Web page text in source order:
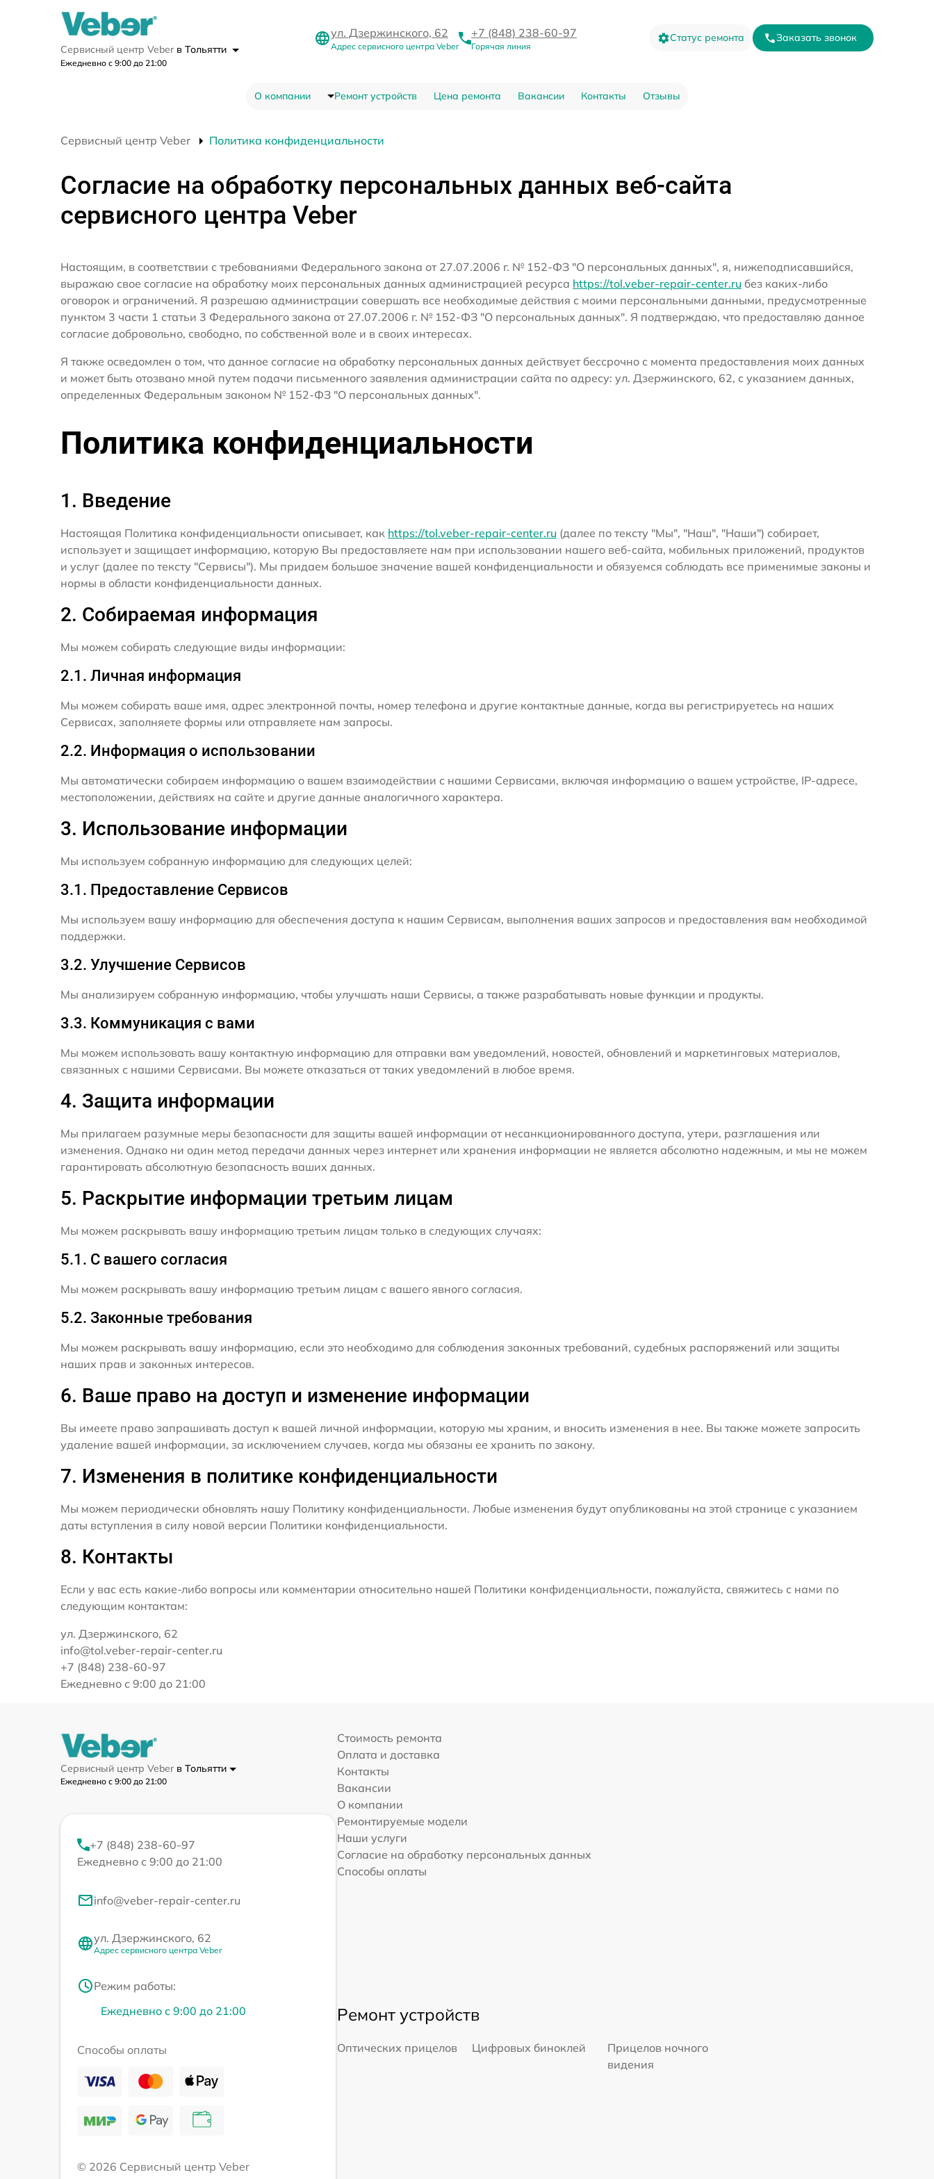
Сервисный центр Veber в Тольятти
Ежедневно с 9:00 до 21:00
ул. Дзержинского, 62
Адрес сервисного центра Veber
+7 (848) 238-60-97
Горячая линия
Статус ремонта Заказать звонок
О компании Ремонт устройств Цена ремонта Вакансии Контакты Отзывы
Сервисный центр Veber Политика конфиденциальности
Согласие на обработку персональных данных веб-сайта
сервисного центра Veber
Настоящим, в соответствии с требованиями Федерального закона от 27.07.2006 г. № 152-ФЗ "О персональных данных", я, нижеподписавшийся,
выражаю свое согласие на обработку моих персональных данных администрацией ресурса https://tol.veber-repair-center.ru без каких-либо
оговорок и ограничений. Я разрешаю администрации совершать все необходимые действия с моими персональными данными, предусмотренные
пунктом 3 части 1 статьи 3 Федерального закона от 27.07.2006 г. № 152-ФЗ "О персональных данных". Я подтверждаю, что предоставляю данное
согласие добровольно, свободно, по собственной воле и в своих интересах.
Я также осведомлен о том, что данное согласие на обработку персональных данных действует бессрочно с момента предоставления моих данных
и может быть отозвано мной путем подачи письменного заявления администрации сайта по адресу: ул. Дзержинского, 62, с указанием данных,
определенных Федеральным законом № 152-ФЗ "О персональных данных".
Политика конфиденциальности
1. Введение
Настоящая Политика конфиденциальности описывает, как https://tol.veber-repair-center.ru (далее по тексту "Мы", "Наш", "Наши") собирает,
использует и защищает информацию, которую Вы предоставляете нам при использовании нашего веб-сайта, мобильных приложений, продуктов
и услуг (далее по тексту "Сервисы"). Мы придаем большое значение вашей конфиденциальности и обязуемся соблюдать все применимые законы и
нормы в области конфиденциальности данных.
2. Собираемая информация
Мы можем собирать следующие виды информации:
2.1. Личная информация
Мы можем собирать ваше имя, адрес электронной почты, номер телефона и другие контактные данные, когда вы регистрируетесь на наших
Сервисах, заполняете формы или отправляете нам запросы.
2.2. Информация о использовании
Мы автоматически собираем информацию о вашем взаимодействии с нашими Сервисами, включая информацию о вашем устройстве, IP-адресе,
местоположении, действиях на сайте и другие данные аналогичного характера.
3. Использование информации
Мы используем собранную информацию для следующих целей:
3.1. Предоставление Сервисов
Мы используем вашу информацию для обеспечения доступа к нашим Сервисам, выполнения ваших запросов и предоставления вам необходимой
поддержки.
3.2. Улучшение Сервисов
Мы анализируем собранную информацию, чтобы улучшать наши Сервисы, а также разрабатывать новые функции и продукты.
3.3. Коммуникация с вами
Мы можем использовать вашу контактную информацию для отправки вам уведомлений, новостей, обновлений и маркетинговых материалов,
связанных с нашими Сервисами. Вы можете отказаться от таких уведомлений в любое время.
4. Защита информации
Мы прилагаем разумные меры безопасности для защиты вашей информации от несанкционированного доступа, утери, разглашения или
изменения. Однако ни один метод передачи данных через интернет или хранения информации не является абсолютно надежным, и мы не можем
гарантировать абсолютную безопасность ваших данных.
5. Раскрытие информации третьим лицам
Мы можем раскрывать вашу информацию третьим лицам только в следующих случаях:
5.1. С вашего согласия
Мы можем раскрывать вашу информацию третьим лицам с вашего явного согласия.
5.2. Законные требования
Мы можем раскрывать вашу информацию, если это необходимо для соблюдения законных требований, судебных распоряжений или защиты
наших прав и законных интересов.
6. Ваше право на доступ и изменение информации
Вы имеете право запрашивать доступ к вашей личной информации, которую мы храним, и вносить изменения в нее. Вы также можете запросить
удаление вашей информации, за исключением случаев, когда мы обязаны ее хранить по закону.
7. Изменения в политике конфиденциальности
Мы можем периодически обновлять нашу Политику конфиденциальности. Любые изменения будут опубликованы на этой странице с указанием
даты вступления в силу новой версии Политики конфиденциальности.
8. Контакты
Если у вас есть какие-либо вопросы или комментарии относительно нашей Политики конфиденциальности, пожалуйста, свяжитесь с нами по
следующим контактам:
ул. Дзержинского, 62
info@tol.veber-repair-center.ru
+7 (848) 238-60-97
Ежедневно с 9:00 до 21:00
Сервисный центр Veber в Тольятти
Ежедневно с 9:00 до 21:00
+7 (848) 238-60-97
Ежедневно с 9:00 до 21:00
info@veber-repair-center.ru
ул. Дзержинского, 62
Адрес сервисного центра Veber
Режим работы:
Ежедневно с 9:00 до 21:00
Способы оплаты
© 2026 Сервисный центр Veber
Стоимость ремонта
Оплата и доставка
Контакты
Вакансии
О компании
Ремонтируемые модели
Наши услуги
Согласие на обработку персональных данных
Способы оплаты
Ремонт устройств
Оптических прицелов Цифровых биноклей
Прицелов ночного
видения